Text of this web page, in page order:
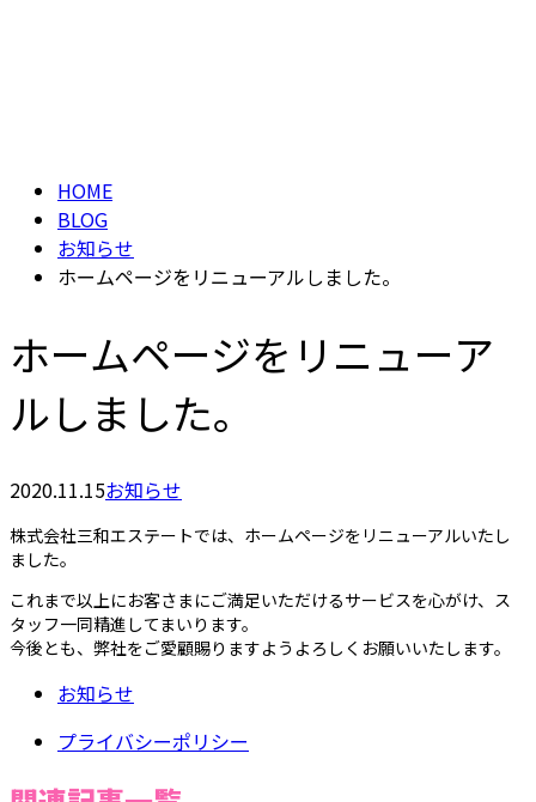
HOME
BLOG
お知らせ
ホームページをリニューアルしました。
ホームページをリニューア
ルしました。
2020.11.15お知らせ
株式会社三和エステートでは、ホームページをリニューアルいたし
ました。
これまで以上にお客さまにご満足いただけるサービスを心がけ、ス
タッフ一同精進してまいります。
今後とも、弊社をご愛顧賜りますようよろしくお願いいたします。
お知らせ
プライバシーポリシー